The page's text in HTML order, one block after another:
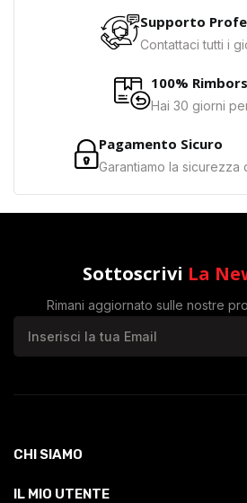
Supporto
Contattaci tutti i
100%
Hai 30 giorni
Pagamento Sicuro
Garantiamo la sicurezza
Sottoscrivi La
Rimani aggiornato sulle nostre
CHI SIAMO
IL MIO UTENTE